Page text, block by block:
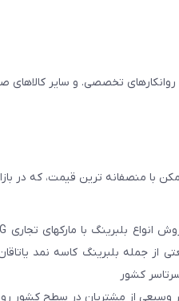
با منصفانه ترین قیمت، که در
جمله بلبرینگ کاسه نمد
کشور
وسیعی از مشتریان در سطح کشور